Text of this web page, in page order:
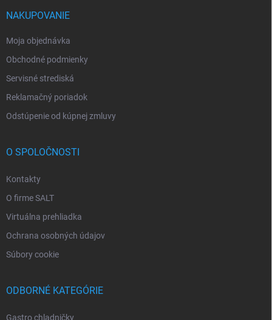
NAKUPOVANIE
Moja objednávka
Obchodné podmienky
Servisné strediská
Reklamačný poriadok
Odstúpenie od kúpnej zmluvy
O SPOLOČNOSTI
Kontakty
O firme SALT
Virtuálna prehliadka
Ochrana osobných údajov
Súbory cookie
ODBORNÉ KATEGÓRIE
Gastro chladničky